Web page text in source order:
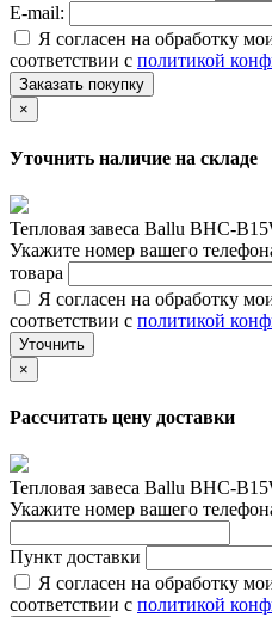
E-mail:
Я согласен на обработку
соответствии с политикой
Заказать покупку
×
Уточнить наличие на складе
Тепловая завеса Ballu BHC-
Укажите номер вашего
товара
Я согласен на обработку
соответствии с политикой
Уточнить
×
Рассчитать цену доставки
Тепловая завеса Ballu BHC-
Укажите номер вашего
Пункт доставки
Я согласен на обработку
соответствии с политикой